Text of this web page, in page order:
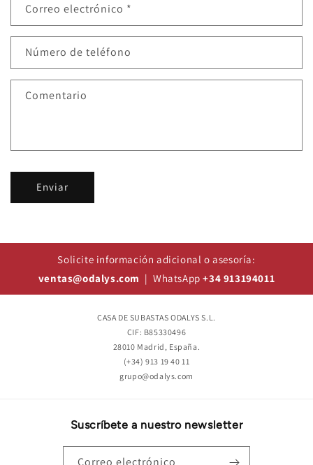
Correo electrónico *
Número de teléfono
Comentario
Enviar
Solicite información adicional o asesoría:
ventas@odalys.com | WhatsApp+34 913194011
CASA DE SUBASTAS ODALYS S.L.
CIF: B85330496
28010 Madrid, España.
(+34) 913 19 40 11
grupo@odalys.com
Suscríbete a nuestro newsletter
Correo electrónico